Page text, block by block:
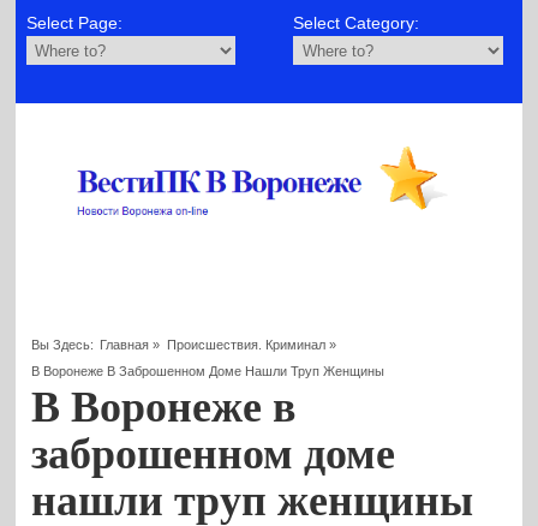
Select Page: Select Category:
Вы Здесь: Главная » Происшествия. Криминал»
В Воронеже В Заброшенном Доме Нашли Труп Женщины
В Воронеже в
заброшенном доме
нашли труп женщины